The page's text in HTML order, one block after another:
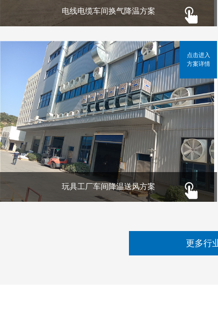
电线电缆车间换气降温方案
玩具工厂车间降温送风方案
点击进入
方案详情
更多行